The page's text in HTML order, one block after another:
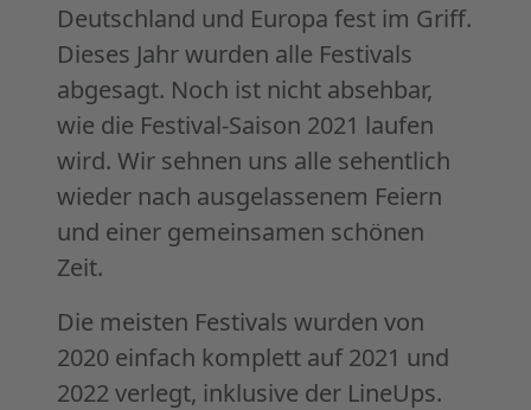
Deutschland und Europa fest im Griff.
Dieses Jahr wurden alle Festivals
abgesagt. Noch ist nicht absehbar,
wie die Festival-Saison 2021 laufen
wird. Wir sehnen uns alle sehentlich
wieder nach ausgelassenem Feiern
und einer gemeinsamen schönen
Zeit.
Die meisten Festivals wurden von
2020 einfach komplett auf 2021 und
2022 verlegt, inklusive der LineUps.